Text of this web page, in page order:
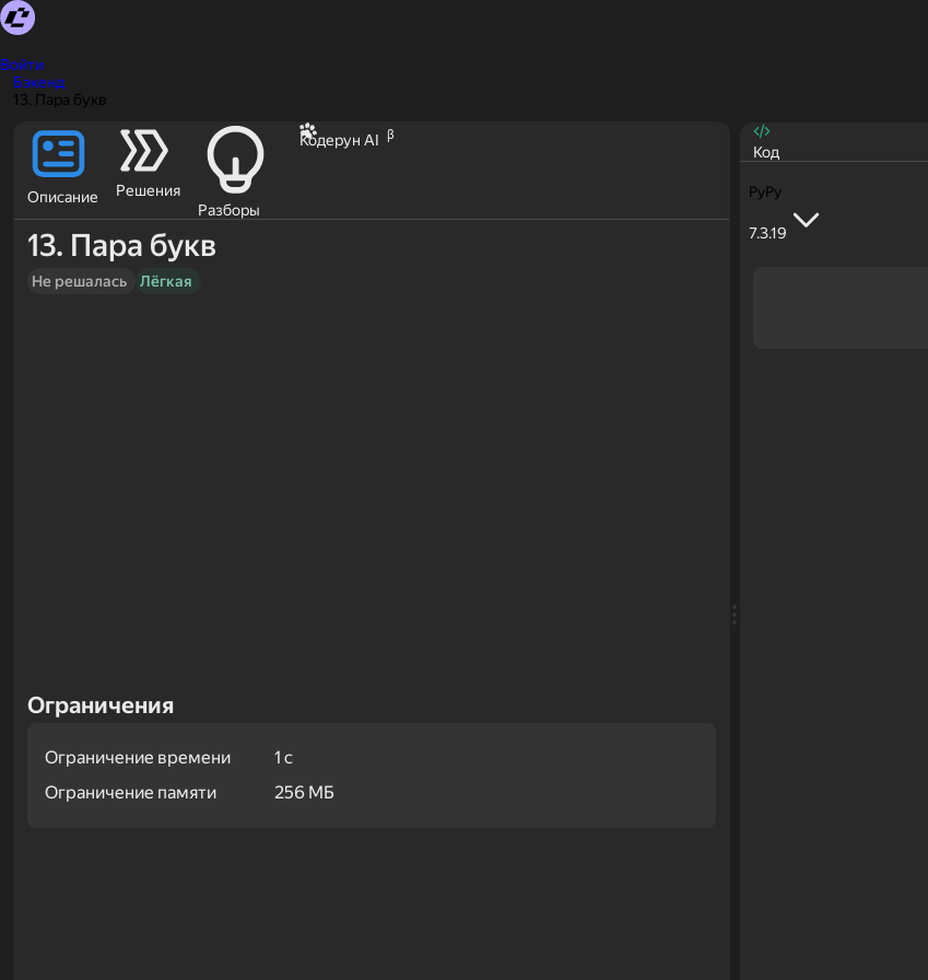
Войти
Бэкенд
13. Пара букв
Описание
Решения
Разборы
Кодерун AI β
13. Пара букв
Не решалась Лёгкая
Ограничения
Ограничение времени
1 с
Ограничение памяти
256 МБ
Код
PyPy
7.3.19